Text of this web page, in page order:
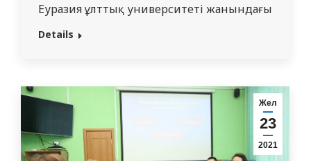
Еуразия ұлттық университеті жанындағы
«8D011-Педагогика және психология»
диссертациялық кеңесте «Болашақ
педагогтердің академиялық ұтқырлыққа
дайындығын қалыптастыру шарттары»
атты тақырыпта философия докторы
Details
Жел
23
2021